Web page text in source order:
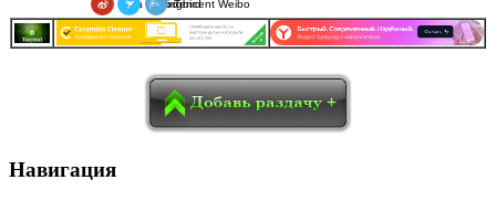
Похвалить
в
социалках:
Мой МирPinterest
SkypeTumblrEvernoteLinkedInLiveJournal
BloggerDelicious
Digg redditPocketQzoneRenren
Sina Weibo
SurfingbirdTencent Weibo
Навигация